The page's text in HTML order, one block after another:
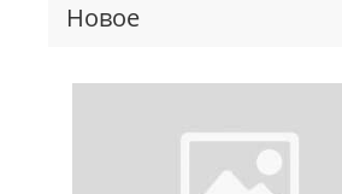
Новое